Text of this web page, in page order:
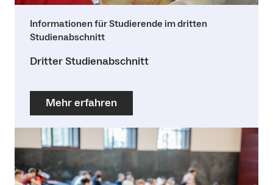
Informationen für Studierende im dritten
Studienabschnitt
Dritter Studienabschnitt
Mehr erfahren